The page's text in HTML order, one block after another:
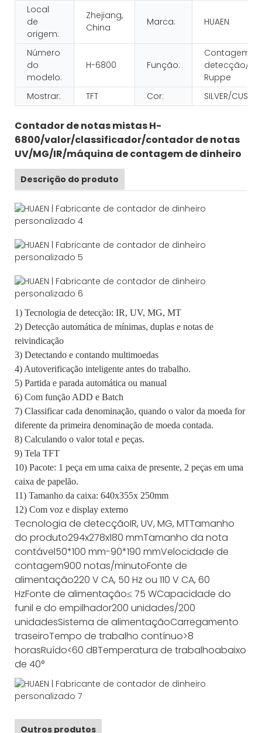
Local
de
origem:
Zhejiang,
China
Marca: HUAEN
Número
do
modelo:
H-6800 Função:
Contagem e
detecção/
Ruppe
Mostrar:
TFT Cor: SILVER/
Contador de notas mistas H-
6800/valor/classificador/contador de notas
UV/MG/IR/máquina de contagem de dinheiro
Descrição do produto
1) Tecnologia de detecção: IR, UV, MG, MT
2) Detecção automática de mínimas, duplas e notas de
reivindicação
3) Detectando e contando multimoedas
4) Autoverificação inteligente antes do trabalho.
5) Partida e parada automática ou manual
6) Com função ADD e Batch
7) Classificar cada denominação, quando o valor da moeda for
diferente da primeira denominação de moeda contada.
8) Calculando o valor total e peças.
9) Tela TFT
10) Pacote: 1 peça em uma caixa de presente, 2 peças em uma
caixa de papelão.
11) Tamanho da caixa: 640x355x 250mm
12) Com voz e display externo
Tecnologia de detecçãoIR, UV, MG, MTTamanho
do produto294x278x180 mmTamanho da nota
contável50*100 mm-90*190 mmVelocidade de
contagem900 notas/minutoFonte de
alimentação220 V CA, 50 Hz ou 110 V CA, 60
HzFonte de alimentação≤ 75 WCapacidade do
funil e do empilhador200 unidades/200
unidadesSistema de alimentaçãoCarregamento
traseiroTempo de trabalho contínuo>8
horasRuído<60 dBTemperatura de trabalhoabaixo
de 40°
Outros produtos